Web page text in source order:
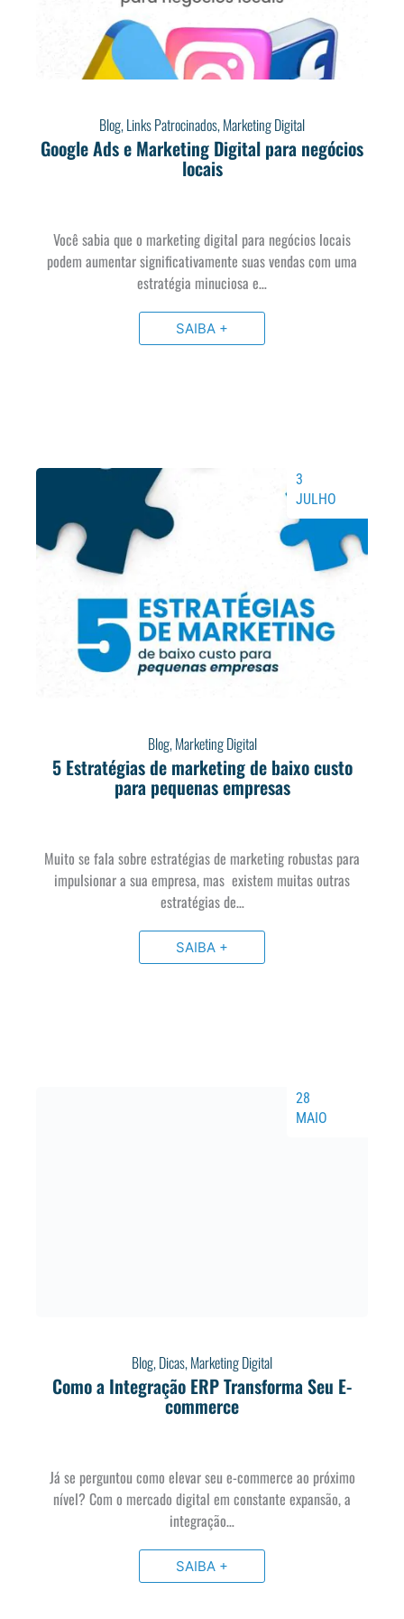
Blog,Links Patrocinados,Marketing Digital
Google Ads e Marketing Digital para negócios
locais
Você sabia que o marketing digital para negócios locais
podem aumentar significativamente suas vendas com uma
estratégia minuciosa e…
SAIBA +
Blog,Marketing Digital
5 Estratégias de marketing de baixo custo
para pequenas empresas
3
JULHO
Muito se fala sobre estratégias de marketing robustas para
impulsionar a sua empresa, mas existem muitas outras
estratégias de…
SAIBA +
Blog,Dicas,Marketing Digital
Como a Integração ERP Transforma Seu E-
commerce
28
MAIO
Já se perguntou como elevar seu e-commerce ao próximo
nível? Com o mercado digital em constante expansão, a
integração…
SAIBA +